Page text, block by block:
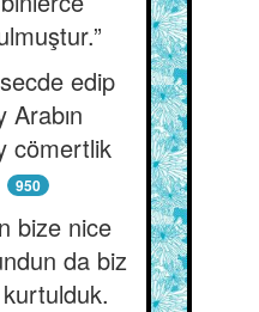
edip
Arabın
cömertlik
950
bize nice
da biz